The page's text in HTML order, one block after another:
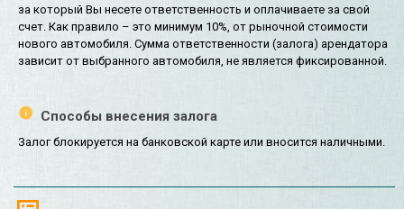
за который Вы несете ответственность и оплачиваете за свой
счет. Как правило – это минимум 10%, от рыночной стоимости
нового автомобиля. Сумма ответственности (залога) арендатора
зависит от выбранного автомобиля, не является фиксированной.
Способы внесения залога
Залог блокируется на банковской карте или вносится наличными.